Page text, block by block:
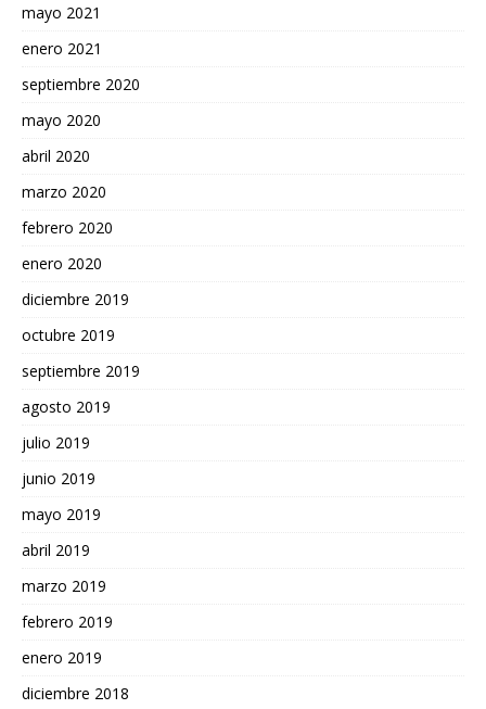
mayo 2021
enero 2021
septiembre 2020
mayo 2020
abril 2020
marzo 2020
febrero 2020
enero 2020
diciembre 2019
octubre 2019
septiembre 2019
agosto 2019
julio 2019
junio 2019
mayo 2019
abril 2019
marzo 2019
febrero 2019
enero 2019
diciembre 2018